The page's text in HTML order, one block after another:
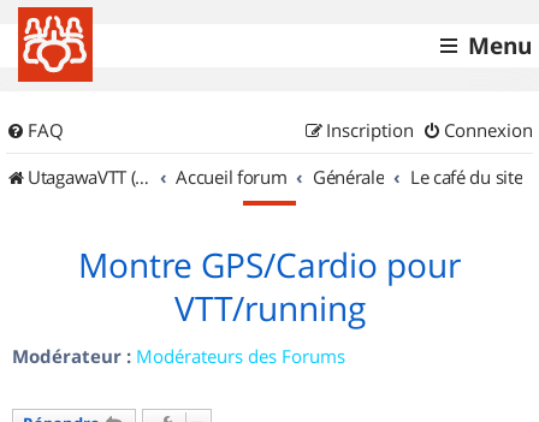
Menu
FAQ Connexion
Inscription
UtagawaVTT (Randos VTT et VTTAE avec traces GPS)
Accueil forum Générale Le café du site
Montre GPS/Cardio pour
VTT/running
Modérateur : Modérateurs des Forums